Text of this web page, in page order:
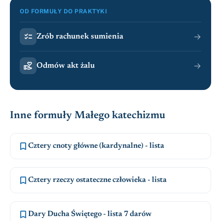
OD FORMUŁY DO PRAKTYKI
 Zrób rachunek sumienia →
 Odmów akt żalu →
Inne formuły Małego katechizmu
 Cztery cnoty główne (kardynalne) - lista
 Cztery rzeczy ostateczne człowieka - lista
 Dary Ducha Świętego - lista 7 darów